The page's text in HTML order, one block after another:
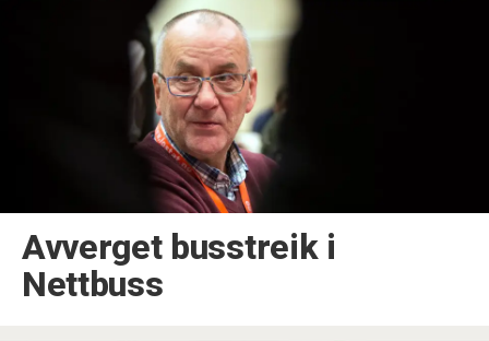
Avverget busstreik i
Nettbuss